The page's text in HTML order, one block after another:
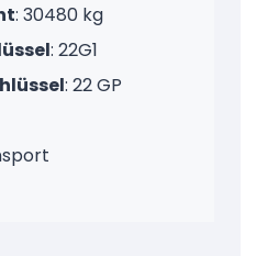
: 30480 kg
: 22G1
: 22 GP